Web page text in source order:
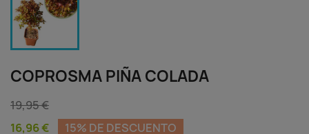
COPROSMA PIÑA COLADA
19,95 €
16,96 €
15% DE DESCUENTO